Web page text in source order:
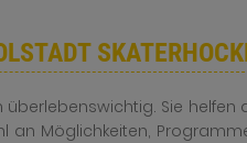
Sie
an Möglichkeiten,